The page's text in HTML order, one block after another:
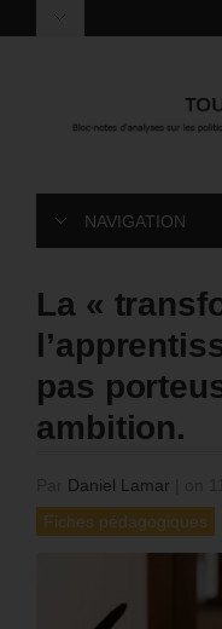
NAVIGATION
La «
pas
ambition.
Daniel Lamar
Fiches pédagogiques